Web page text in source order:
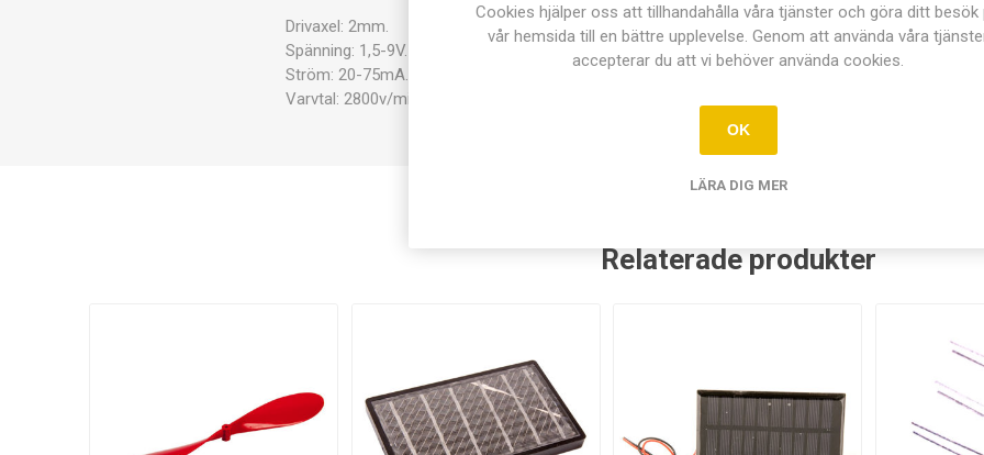
Drivaxel: 2mm.
Spänning: 1,5-9V.
Ström: 20-75mA.
Varvtal: 2800v/min.
Relaterade produkter
Cookies hjälper oss att tillhandahålla våra tjänster och göra ditt besök
vår hemsida till en bättre upplevelse. Genom att använda våra
accepterar du att vi behöver använda cookies.
OK
LÄRA DIG MER